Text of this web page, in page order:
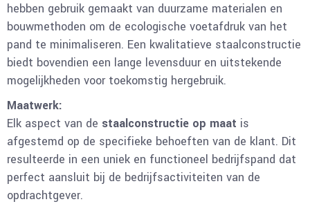
hebben gebruik gemaakt van duurzame materialen en
bouwmethoden om de ecologische voetafdruk van het
pand te minimaliseren. Een kwalitatieve staalconstructie
biedt bovendien een lange levensduur en uitstekende
mogelijkheden voor toekomstig hergebruik.
Maatwerk:
Elk aspect van de staalconstructie op maat is
afgestemd op de specifieke behoeften van de klant. Dit
resulteerde in een uniek en functioneel bedrijfspand dat
perfect aansluit bij de bedrijfsactiviteiten van de
opdrachtgever.